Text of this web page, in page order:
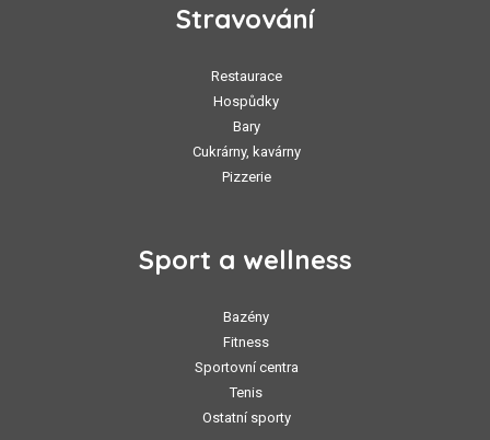
Stravování
Restaurace
Hospůdky
Bary
Cukrárny, kavárny
Pizzerie
Sport a wellness
Bazény
Fitness
Sportovní centra
Tenis
Ostatní sporty